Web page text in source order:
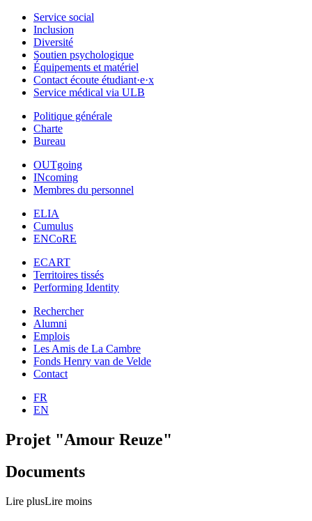
Service social
Inclusion
Diversité
Soutien psychologique
Équipements et matériel
Contact écoute étudiant·e·x
Service médical via ULB
Politique générale
Charte
Bureau
OUTgoing
INcoming
Membres du personnel
ELIA
Cumulus
ENCoRE
ECART
Territoires tissés
Performing Identity
Rechercher
Alumni
Emplois
Les Amis de La Cambre
Fonds Henry van de Velde
Contact
FR
EN
Projet "Amour Reuze"
Documents
Lire plusLire moins